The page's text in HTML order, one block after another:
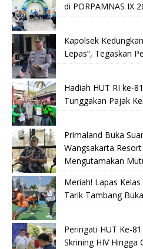
di PORPAMNAS IX
Kapolsek
Lepas”, Tegaskan
Hadiah HUT RI ke-
Tunggakan Pajak
Primaland Buka
Wangsakarta
Mengutamakan
Meriah! Lapas
Tarik Tambang
Peringati HUT Ke-
Skrining HIV Hingga